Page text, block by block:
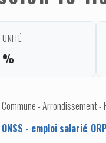
UNITÉ
%
Commune - Arrondissement -
ONSS - emploi salarié,